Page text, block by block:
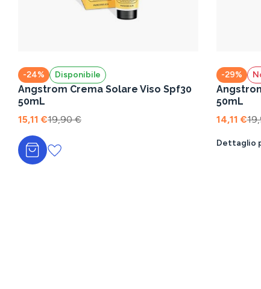
-24% Disponibile
Angstrom Crema Solare Viso Spf30
50mL
15,11 €19,90 €
Aggiungi al carrello
-29%
50mL
14,11 €
Dettaglio